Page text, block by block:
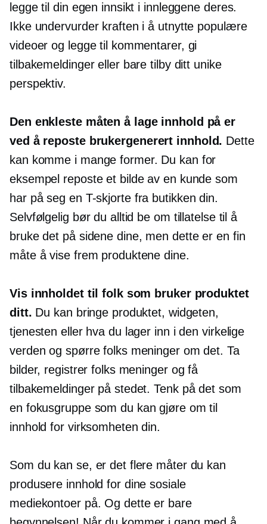
legge til din egen innsikt i innleggene deres.
Ikke undervurder kraften i å utnytte populære
videoer og legge til kommentarer, gi
tilbakemeldinger eller bare tilby ditt unike
perspektiv.
Den enkleste måten å lage innhold på er
ved å reposte brukergenerert innhold. Dette
kan komme i mange former. Du kan for
eksempel reposte et bilde av en kunde som
har på seg en T-skjortefra butikken din.
Selvfølgelig bør du alltid be om tillatelse til å
bruke det på sidene dine, men dette er en fin
måte å vise frem produktene dine.
Vis innholdet til folk som bruker produktet
ditt. Du kan bringe produktet, widgeten,
tjenesten eller hva du lager inn i den virkelige
verden og spørre folks meninger om det. Ta
bilder, registrer folks meninger og få
tilbakemeldinger på stedet. Tenk på det som
en fokusgruppe som du kan gjøre om til
innhold for virksomheten din.
Som du kan se, er det flere måter du kan
produsere innhold for dine sosiale
mediekontoer på. Og dette er bare